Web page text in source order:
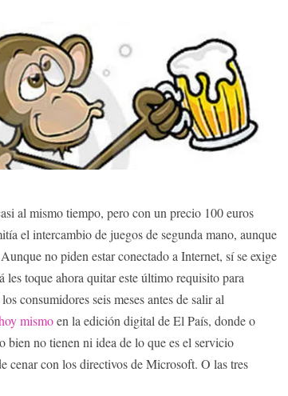
al mismo tiempo, pero con un precio 100 euros
el intercambio de juegos de segunda mano, aunque
no piden estar conectado a Internet, sí se exige
toque ahora quitar este último requisito para
consumidores seis meses antes de salir al
mismoen la edición digital de El País, donde o
bien no tienen ni idea de lo que es el servicio
cenar con los directivos de Microsoft. O las tres